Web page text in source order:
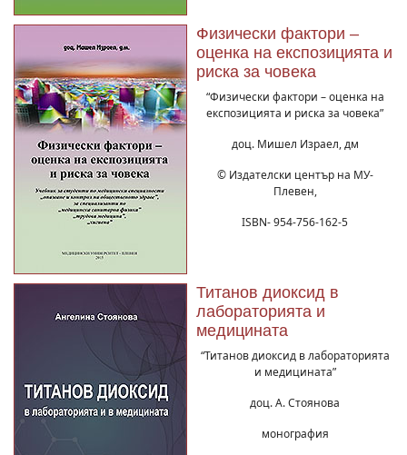
Физически фактори –
оценка на експозицията и
риска за човека
“Физически фактори – оценка на
експозицията и риска за човека”
доц. Мишел Израел, дм
© Издателски център на МУ-
Плевен,
ISBN- 954-756-162-5
Титанов диоксид в
лабораторията и
медицината
“Титанов диоксид в лабораторията
и медицината”
доц. А. Стоянова
монография